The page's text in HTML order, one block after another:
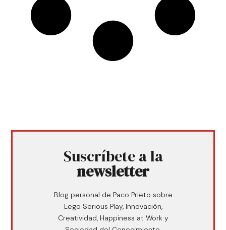
Suscríbete a la
newsletter
Blog personal de Paco Prieto sobre
Lego Serious Play, Innovación,
Creatividad, Happiness at Work y